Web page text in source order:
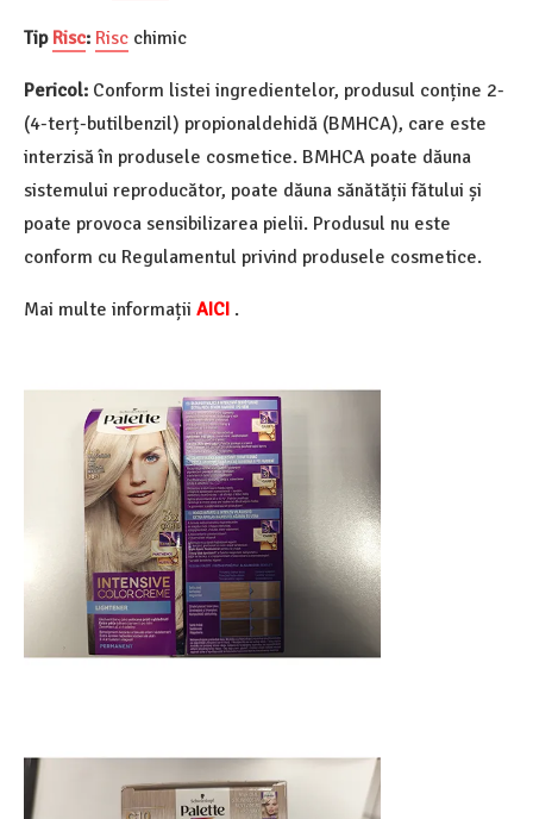
Tip Risc: Risc chimic
Pericol: Conform listei ingredientelor, produsul conține 2-
(4-terț-butilbenzil) propionaldehidă (BMHCA), care este
interzisă în produsele cosmetice. BMHCA poate dăuna
sistemului reproducător, poate dăuna sănătății fătului și
poate provoca sensibilizarea pielii. Produsul nu este
conform cu Regulamentul privind produsele cosmetice.
Mai multe informații AICI .